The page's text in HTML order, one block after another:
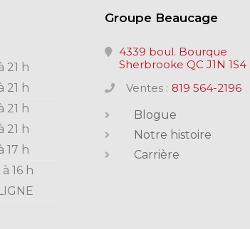
21 h
21 h
21 h
21 h
17 h
16 h
Groupe Beaucage
4339 boul. Bourque
Sherbrooke QC J1N 1S4
Ventes : 819 564-2196
Blogue
Notre histoire
Carrière